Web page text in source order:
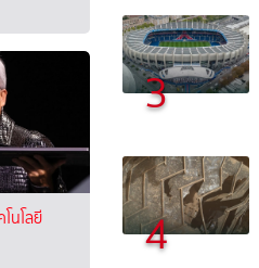
นโลยี
3
4